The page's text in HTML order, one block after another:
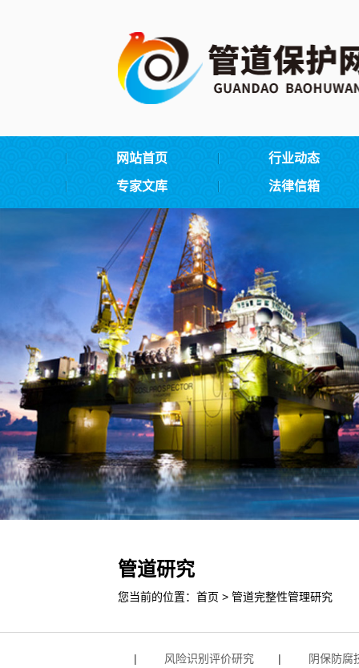
网站首页 行业动态
专家文库 法律信箱
管道研究
您当前的位置： 首页 > 管道完整性管理研究
风险识别评价研究 阴保防腐技